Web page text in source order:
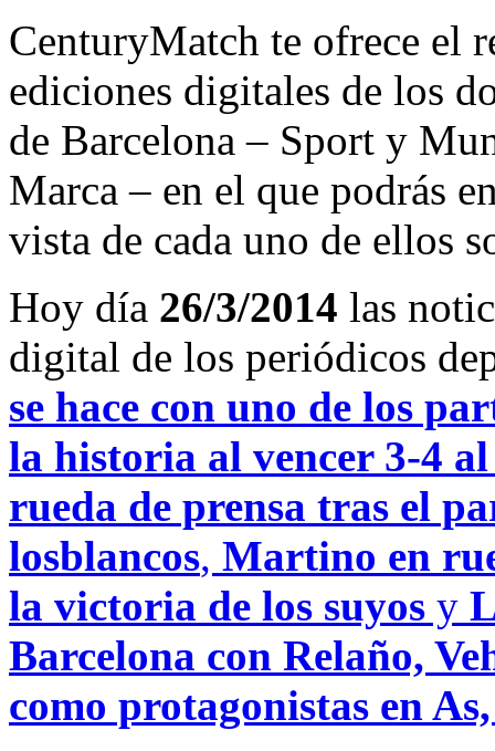
CenturyMatch te ofrece el
ediciones digitales de los
de Barcelona – Sport y
Marca – en el que podrás
vista de cada uno de ellos
Hoy día 26/3/2014 las
digital de los periódicos
se hace con uno de los
la historia al vencer 3-4
rueda de prensa tras el
losblancos, Martino en
la victoria de los suyos y
Barcelona con Relaño,
como protagonistas en